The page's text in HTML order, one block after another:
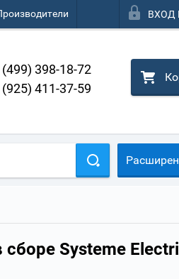
ВХОД
(499) 398-18-72
(925) 411-37-59
Systeme